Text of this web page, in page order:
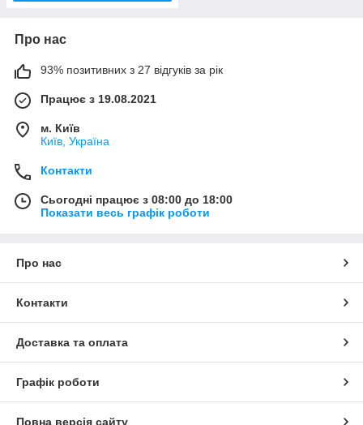
Про нас
93% позитивних з 27 відгуків за рік
Працює з 19.08.2021
м. Київ
Київ, Україна
Контакти
Сьогодні працює з 08:00 до 18:00
Показати весь графік роботи
Про нас
Контакти
Доставка та оплата
Графік роботи
Повна версія сайту